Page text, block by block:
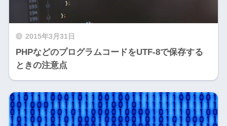
2015年3月31日
PHPなどのプログラムコードをUTF-8で保存する
ときの注意点